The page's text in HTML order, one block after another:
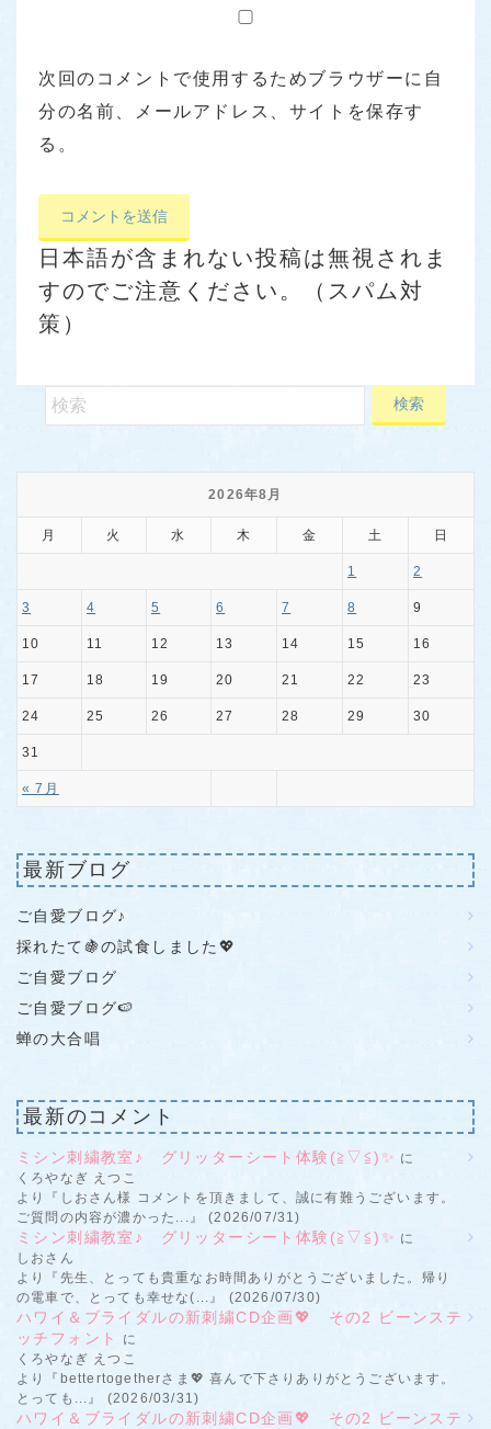
次回のコメントで使用するためブラウザーに自
分の名前、メールアドレス、サイトを保存す
る。
日本語が含まれない投稿は無視されま
すのでご注意ください。（スパム対
策）
2026年8月
月 火 水 木 金 土 日
« 7月
1 2
3 4 5 6 7 8 9
10 11 12 13 14 15 16
17 18 19 20 21 22 23
24 25 26 27 28 29 30
31
最新ブログ
ご自愛ブログ♪
採れたて🍇の試食しました💖
ご自愛ブログ
ご自愛ブログ🍉
蝉の大合唱
最新のコメント
ミシン刺繍教室♪ グリッターシート体験(≧▽≦)✨ に
くろやなぎ えつこ
より『しおさん様 コメントを頂きまして、誠に有難うございます。
ご質問の内容が濃かった...』 (2026/07/31)
ミシン刺繍教室♪ グリッターシート体験(≧▽≦)✨ に
しおさん
より『先生、とっても貴重なお時間ありがとうございました。帰り
の電車で、とっても幸せな(...』 (2026/07/30)
ハワイ＆ブライダルの新刺繍CD企画💖 その2 ビーンステ
ッチフォント
に
くろやなぎ えつこ
より『bettertogetherさま💖 喜んで下さりありがとうございます。
とっても...』 (2026/03/31)
ハワイ＆ブライダルの新刺繍CD企画💖 その2 ビーンステ